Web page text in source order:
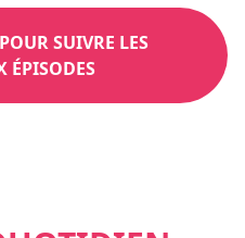
SUIVRE LES
ÉPISODES